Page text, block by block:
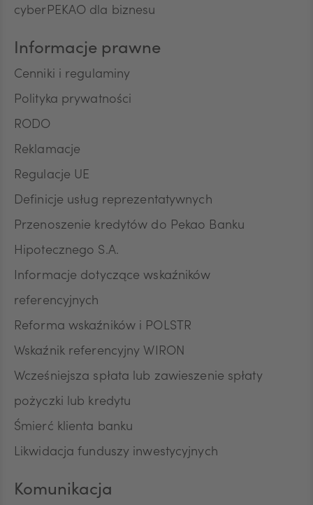
cyberPEKAO dla biznesu
Informacje prawne
Cenniki i regulaminy
Polityka prywatności
RODO
Reklamacje
Regulacje UE
Definicje usług reprezentatywnych
Przenoszenie kredytów do Pekao Banku
Hipotecznego S.A.
Informacje dotyczące wskaźników
referencyjnych
Reforma wskaźników i POLSTR
Wskaźnik referencyjny WIRON
Wcześniejsza spłata lub zawieszenie spłaty
pożyczki lub kredytu
Śmierć klienta banku
Likwidacja funduszy inwestycyjnych
Komunikacja